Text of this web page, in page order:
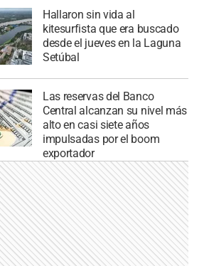
Hallaron sin vida al
kitesurfista que era buscado
desde el jueves en la Laguna
Setúbal
Las reservas del Banco
Central alcanzan su nivel más
alto en casi siete años
impulsadas por el boom
exportador